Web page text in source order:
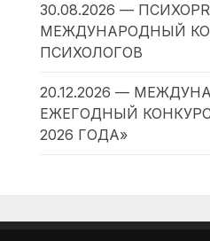
30.08.2026 —
МЕЖДУНАРОДНЫЙ
ПСИХОЛОГОВ
20.12.2026 —
ЕЖЕГОДНЫЙ
2026 ГОДА»